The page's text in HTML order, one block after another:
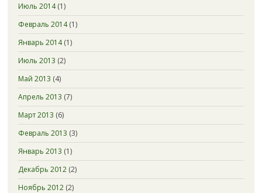
Июль 2014(1)
Февраль 2014(1)
Январь 2014(1)
Июль 2013 (2)
Май 2013 (4)
Апрель 2013 (7)
Март 2013 (6)
Февраль 2013 (3)
Январь 2013 (1)
Декабрь 2012(2)
Ноябрь 2012(2)